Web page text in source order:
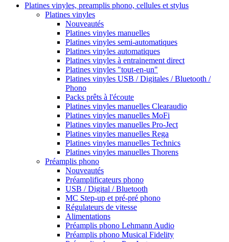
Platines vinyles, preamplis phono, cellules et stylus
Platines vinyles
Nouveautés
Platines vinyles manuelles
Platines vinyles semi-automatiques
Platines vinyles automatiques
Platines vinyles à entrainement direct
Platines vinyles "tout-en-un"
Platines vinyles USB / Digitales / Bluetooth /
Phono
Packs prêts à l'écoute
Platines vinyles manuelles Clearaudio
Platines vinyles manuelles MoFi
Platines vinyles manuelles Pro-Ject
Platines vinyles manuelles Rega
Platines vinyles manuelles Technics
Platines vinyles manuelles Thorens
Préamplis phono
Nouveautés
Préamplificateurs phono
USB / Digital / Bluetooth
MC Step-up et pré-pré phono
Régulateurs de vitesse
Alimentations
Préamplis phono Lehmann Audio
Préamplis phono Musical Fidelity